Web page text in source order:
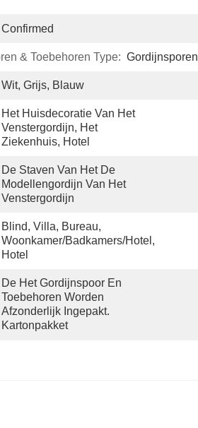
Confirmed
& Toebehoren Type: Gordijnsporen
Wit, Grijs, Blauw
Het Huisdecoratie Van Het
Venstergordijn, Het
Ziekenhuis, Hotel
De Staven Van Het De
Modellengordijn Van Het
Venstergordijn
Blind, Villa, Bureau,
Woonkamer/Badkamers/Hotel,
Hotel
De Het Gordijnspoor En
Toebehoren Worden
Afzonderlijk Ingepakt.
Kartonpakket